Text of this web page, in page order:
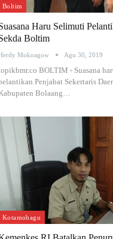
Boltim
Haru Selimuti
Boltim
Mokoagow Agu 30, 2019
BOLTIM - Suasana
Penjabat Sekertaris
Bolaang…
Kotamobagu